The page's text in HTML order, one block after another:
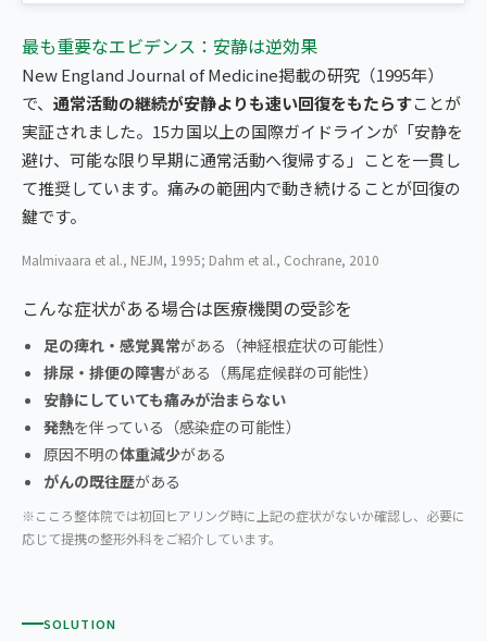
最も重要なエビデンス：安静は逆効果
New England Journal of Medicine掲載の研究（1995年）
で、 通常活動の継続が安静よりも速い回復をもたらすことが
実証されました。15カ国以上の国際ガイドラインが「安静を
避け、可能な限り早期に通常活動へ復帰する」ことを一貫し
て推奨しています。痛みの範囲内で動き続けることが回復の
鍵です。
Malmivaara et al., NEJM, 1995; Dahm et al., Cochrane, 2010
こんな症状がある場合は医療機関の受診を
足の痺れ・感覚異常がある（神経根症状の可能性）
排尿・排便の障害がある（馬尾症候群の可能性）
安静にしていても痛みが治まらない
発熱を伴っている（感染症の可能性）
原因不明の体重減少がある
がんの既往歴がある
※こころ整体院では初回ヒアリング時に上記の症状がないか確認し、必要に
応じて提携の整形外科をご紹介しています。
SOLUTION